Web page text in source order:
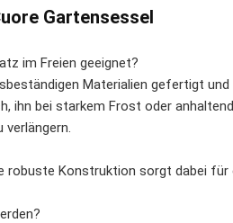
Gartensessel
im Freien geeignet?
Materialien gefertigt und
ihn bei starkem Frost oder
verlängern.
robuste Konstruktion sorgt dabei für